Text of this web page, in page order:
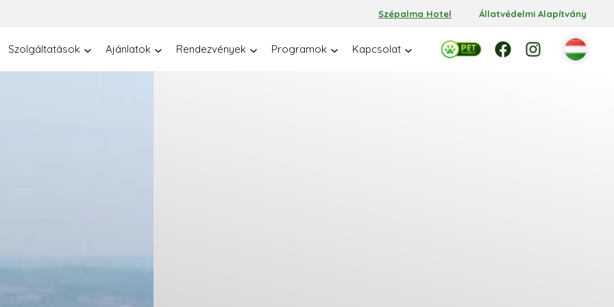
Szépalma Hotel Állatvédelmi Alapítvány
Szolgáltatások Ajánlatok Rendezvények Programok Kapcsolat
Facebook FacebookInstagram